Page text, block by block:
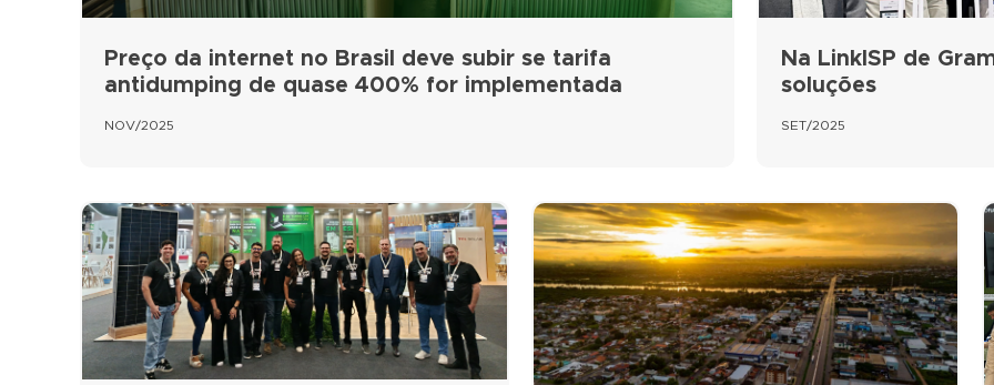
Preço da internet no Brasil deve subir se tarifa
antidumping de quase 400% for implementada
NOV/2025
Na LinkISP de
soluções
SET/2025